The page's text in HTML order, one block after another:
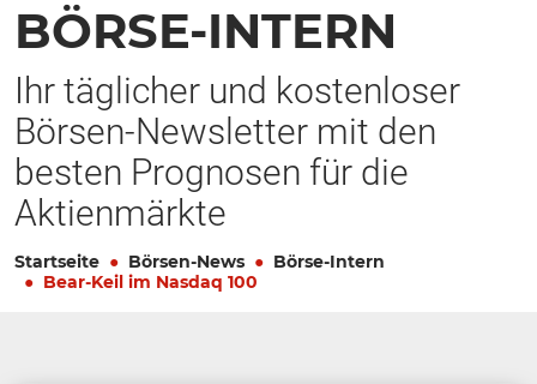
BÖRSE-INTERN
Ihr täglicher und kostenloser
Börsen-Newsletter mit den
besten Prognosen für die
Aktienmärkte
Startseite Börsen-News
Börse-Intern
Bear-Keil im Nasdaq 100